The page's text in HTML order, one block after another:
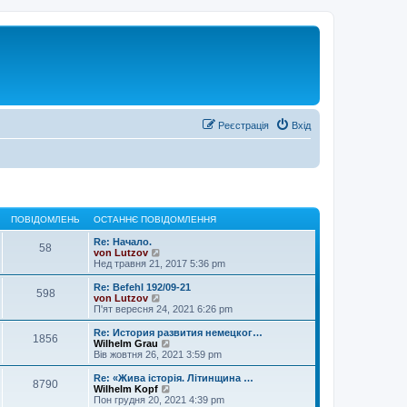
Вхід
Реєстрація
ПОВІДОМЛЕНЬ ОСТАННЄ ПОВІДОМЛЕННЯ
58
Re: Начало.
von Lutzov
е
р
е
л
у
т
и
с
т
а
Нед травня 21, 2017 5:36 pm
598
Re: Befehl 192/09-21
von Lutzov
е
р
е
г
л
у
т
П'ят вересня 24, 2021 6:26 pm
1856
Re: История развития немецког…
Wilhelm Grau
е
р
е
л
Вів жовтня 26, 2021 3:59 pm
8790
Re: «Жива історія. Літинщина …
Wilhelm Kopf
е
Пон грудня 20, 2021 4:39 pm